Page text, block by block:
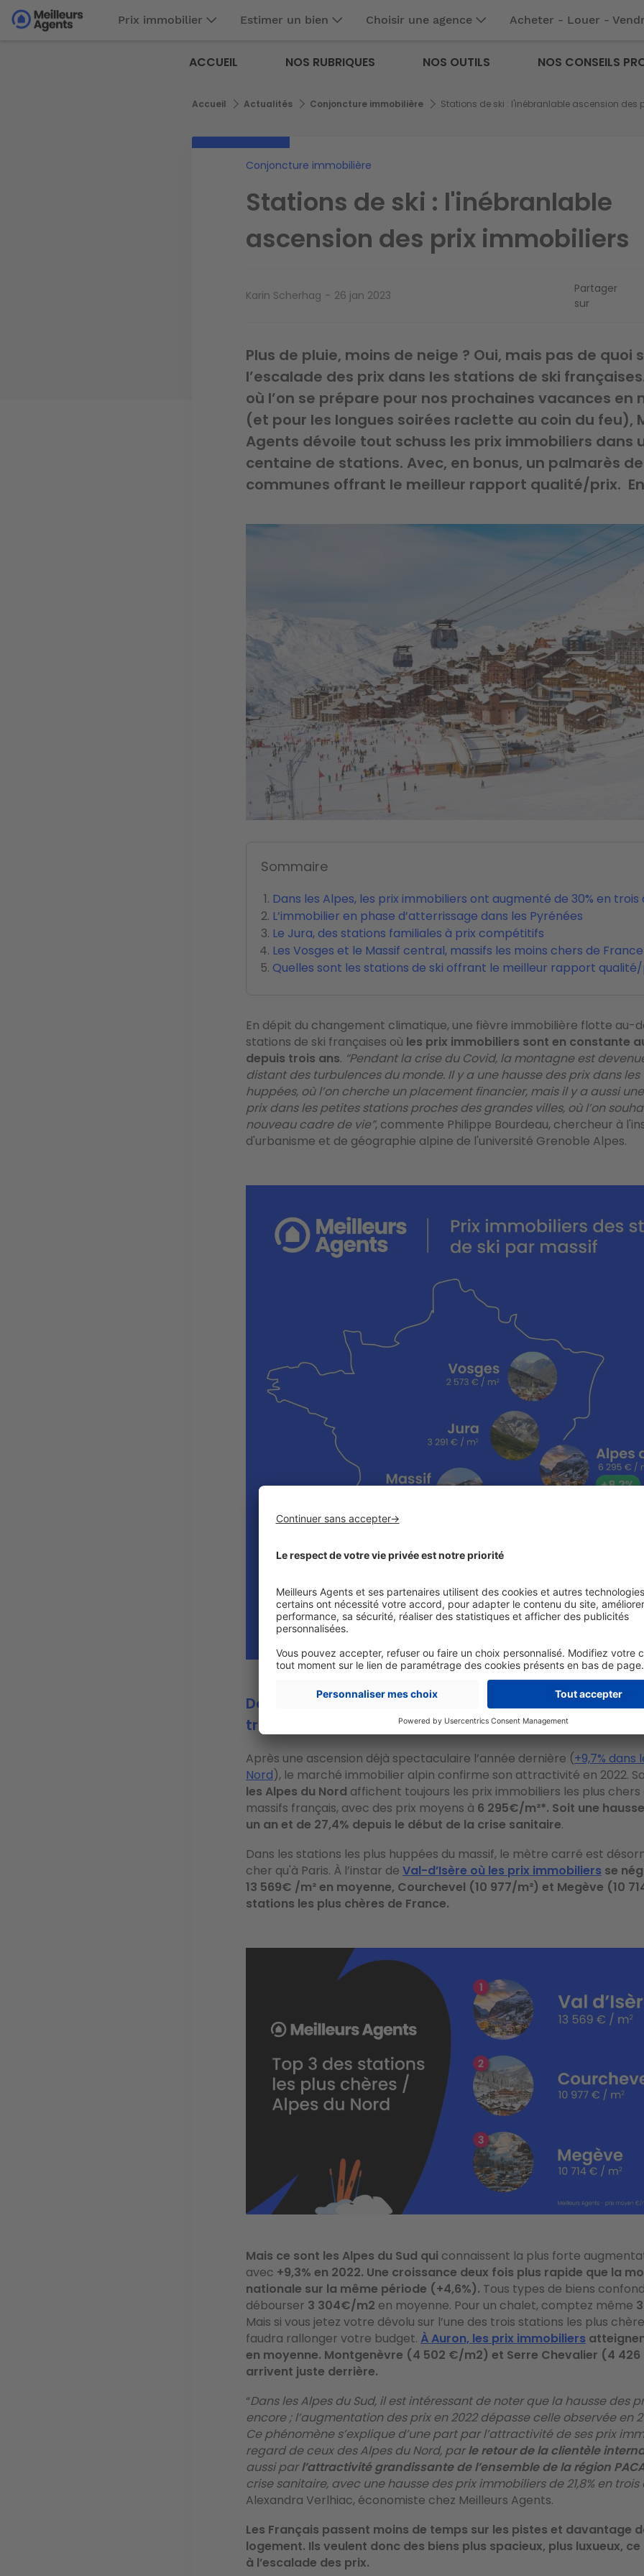
Aller
auAller au
Prix immobilier Estimer un bien Choisir une agence Acheter - Louer -
ACCUEIL NOS RUBRIQUES NOS OUTILS NOS CONSEILS
Fil
Accueil Actualités Conjoncture immobilière Stations de ski : l'inébranlable ascension des
Conjoncture immobilière
Stations de ski : l'inébranlable
ascension des prix immobiliers
Karin Scherhag 26 jan 2023
Partager
sur
Plus de pluie, moins de neige ? Oui, mais pas de quoi
l’escalade des prix dans les stations de ski
où l’on se prépare pour nos prochaines vacances en
(et pour les longues soirées raclette au coin du feu),
Agents dévoile tout schuss les prix immobiliers dans
centaine de stations. Avec, en bonus, un palmarès
communes offrant le meilleur rapport qualité/prix.
Image
Sommaire
Dans les Alpes, les prix immobiliers ont augmenté de 30% en
L’immobilier en phase d’atterrissage dans les Pyrénées
Le Jura, des stations familiales à prix compétitifs
Les Vosges et le Massif central, massifs les moins chers de France
Quelles sont les stations de ski offrant le meilleur rapport
En dépit du changement climatique, une fièvre immobilière flotte au-
stations de ski françaises où les prix immobiliers sont en constante
depuis trois ans. “Pendant la crise du Covid, la montagne est
distant des turbulences du monde. Il y a une hausse des prix dans les
huppées, où l’on cherche un placement financier, mais il y a aussi
prix dans les petites stations proches des grandes villes, où l’on
nouveau cadre de vie”, commente Philippe Bourdeau, chercheur à
d'urbanisme et de géographie alpine de l'université Grenoble Alpes.
Dans les Alpes, les prix immobiliers ont augmenté de
trois ans
Après une ascension déjà spectaculaire l’année dernière (+9,7% dans
Nord), le marché immobilier alpin confirme son attractivité en 2022.
les Alpes du Nord affichent toujours les prix immobiliers les plus chers
massifs français, avec des prix moyens à 6 295€/m²*. Soit une
un an et de 27,4% depuis le début de la crise sanitaire.
Dans les stations les plus huppées du massif, le mètre carré est
cher qu'à Paris. À l’instar de Val-d’Isère où les prix immobiliers se
13 569€ /m² en moyenne, Courchevel (10 977/m²) et Megève (10
stations les plus chères de France.
Mais ce sont les Alpes du Sud qui connaissent la plus forte
avec +9,3% en 2022. Une croissance deux fois plus rapide que la
nationale sur la même période (+4,6%). Tous types de biens
débourser 3 304€/m2 en moyenne. Pour un chalet, comptez même
Mais si vous jetez votre dévolu sur l’une des trois stations les plus
faudra rallonger votre budget. À Auron, les prix immobiliers
en moyenne. Montgenèvre (4 502 €/m2) et Serre Chevalier (4
arrivent juste derrière.
“Dans les Alpes du Sud, il est intéressant de noter que la hausse des
encore ; l’augmentation des prix en 2022 dépasse celle observée en
Ce phénomène s’explique d’une part par l’attractivité de ses prix
regard de ceux des Alpes du Nord, parle retour de la clientèle
aussi parl’attractivité grandissante de l’ensemble de la région
crise sanitaire, avec une hausse des prix immobiliers de 21,8% en trois
Alexandra Verlhiac, économiste chez Meilleurs Agents.
Les Français passent moins de temps sur les pistes et davantage
logement. Ils veulent donc des biens plus spacieux, plus luxueux,
à l’escalade des prix.